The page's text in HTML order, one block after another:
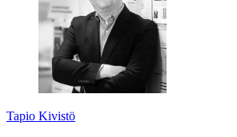
Tapio Kivistö